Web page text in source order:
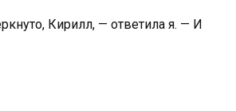
Кирилл, — ответила я. — И